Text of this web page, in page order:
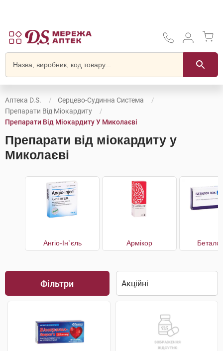
Аптека D.S.
Серцево-Судинна Система
Препарати Від Міокардиту
Препарати Від Міокардиту У Миколаєві
Препарати від міокардиту у
Миколаєві
Ангіо-Ін`єль Армікор
Фільтри